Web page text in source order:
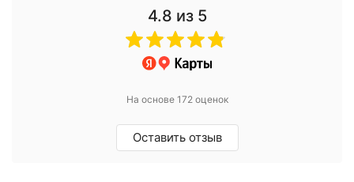
4.8 из 5
На основе 172 оценок
Оставить отзыв